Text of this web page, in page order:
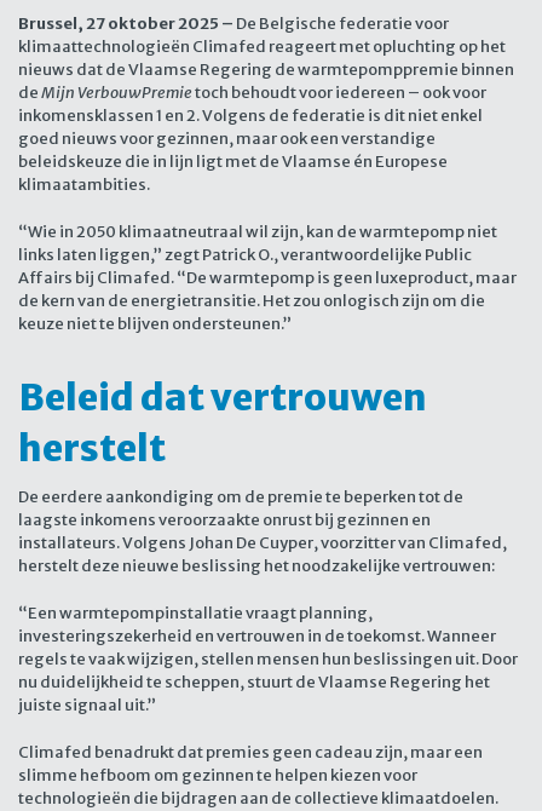
Brussel, 27 oktober 2025 – De Belgische federatie voor
klimaattechnologieën Climafed reageert met opluchting op het
nieuws dat de Vlaamse Regering de warmtepomppremie binnen
deMijn VerbouwPremietoch behoudt voor iedereen – ook voor
inkomensklassen 1 en 2. Volgens de federatie is dit niet enkel
goed nieuws voor gezinnen, maar ook een verstandige
beleidskeuze die in lijn ligt met de Vlaamse én Europese
klimaatambities.
“Wie in 2050 klimaatneutraal wil zijn, kan de warmtepomp niet
links laten liggen,” zegt Patrick O., verantwoordelijke Public
Affairs bij Climafed. “De warmtepomp is geen luxeproduct, maar
de kern van de energietransitie. Het zou onlogisch zijn om die
keuze niet te blijven ondersteunen.”
Beleid dat vertrouwen
herstelt
De eerdere aankondiging om de premie te beperken tot de
laagste inkomens veroorzaakte onrust bij gezinnen en
installateurs. Volgens Johan De Cuyper, voorzitter van Climafed,
herstelt deze nieuwe beslissing het noodzakelijke vertrouwen:
“Een warmtepompinstallatie vraagt planning,
investeringszekerheid en vertrouwen in de toekomst. Wanneer
regels te vaak wijzigen, stellen mensen hun beslissingen uit. Door
nu duidelijkheid te scheppen, stuurt de Vlaamse Regering het
juiste signaal uit.”
Climafed benadrukt dat premies geen cadeau zijn, maar een
slimme hefboom om gezinnen te helpen kiezen voor
technologieën die bijdragen aan de collectieve klimaatdoelen.